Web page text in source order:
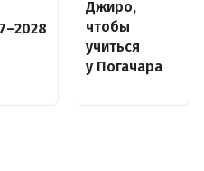
Джиро,
чтобы
учиться
у Погачара